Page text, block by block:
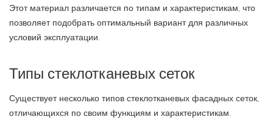
Этот материал различается по типам и характеристикам, что
позволяет подобрать оптимальный вариант для различных
условий эксплуатации.
Типы стеклотканевых сеток
Существует несколько типов стеклотканевых фасадных сеток,
отличающихся по своим функциям и характеристикам.